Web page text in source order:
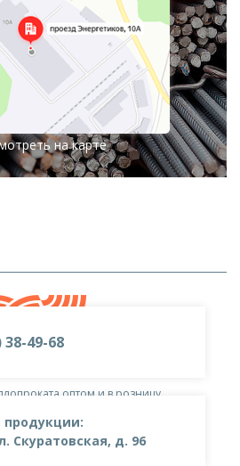
на карте
38-49-68
продукции:
Скуратовская, д. 96
оптом и в розницу